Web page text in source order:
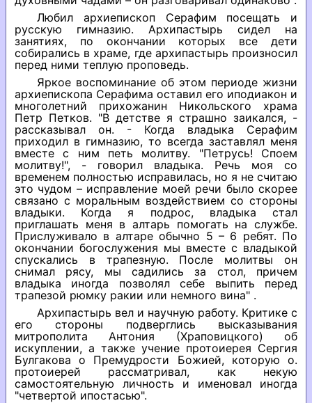
Любил архиепископ Серафим посещать и
русскую гимназию. Архипастырь сидел на
занятиях, по окончании которых все дети
собирались в храме, где архипастырь произносил
перед ними теплую проповедь.
Яркое воспоминание об этом периоде жизни
архиепископа Серафима оставил его иподиакон и
многолетний прихожанин Никольского храма
Петр Петков. "В детстве я страшно заикался, -
рассказывал он. - Когда владыка Серафим
приходил в гимназию, то всегда заставлял меня
вместе с ним петь молитву. "Петрусь! Споем
молитву!", - говорил владыка. Речь моя со
временем полностью исправилась, но я не считаю
это чудом – исправление моей речи было скорее
связано с моральным воздействием со стороны
владыки. Когда я подрос, владыка стал
приглашать меня в алтарь помогать на службе.
Прислуживало в алтаре обычно 5 – 6 ребят. По
окончании богослужения мы вместе с владыкой
спускались в трапезную. После молитвы он
снимал рясу, мы садились за стол, причем
владыка иногда позволял себе выпить перед
трапезой рюмку ракии или немного вина" .
Архипастырь вел и научную работу. Критике с
его стороны подверглись высказывания
митрополита Антония (Храповицкого) об
искуплении, а также учение протоиерея Сергия
Булгакова о Премудрости Божией, которую о.
протоиерей рассматривал, как некую
самостоятельную личность и именовал иногда
"четвертой ипостасью".